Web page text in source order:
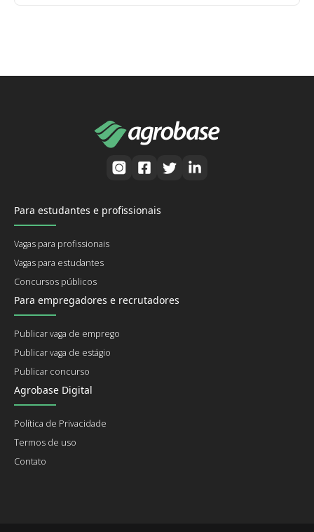
Para estudantes e profissionais
Vagas para profissionais
Vagas para estudantes
Concursos públicos
Para empregadores e recrutadores
Publicar vaga de emprego
Publicar vaga de estágio
Publicar concurso
Agrobase Digital
Política de Privacidade
Termos de uso
Contato